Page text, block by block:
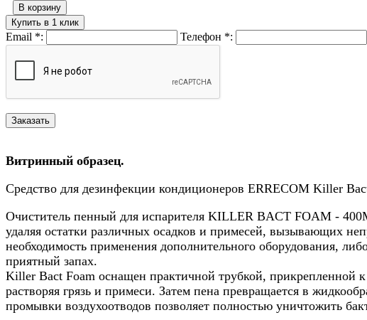
В корзину
Купить в 1 клик
Email *: Телефон *:
Витринный образец.
Средство для дезинфекции кондиционеров ERRECOM Killer
Очиститель пенный для испарителя KILLER BACT FOAM -
удаляя остатки различных осадков и примесей, вызывающих
необходимость применения дополнительного оборудования,
приятный запах.
Killer Bact Foam оснащен практичной трубкой, прикрепленной к
растворяя грязь и примеси. Затем пена превращается в
промывки воздухоотводов позволяет полностью уничтожить